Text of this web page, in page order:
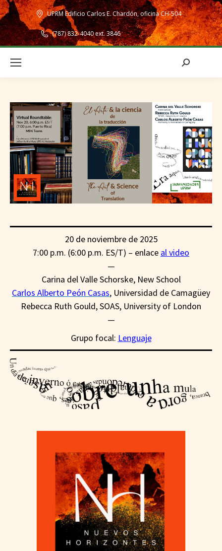
UPRM Edificio Carlos E. Chardón, oficina CH-504
(787) 832-4040 ext. 3846
Search:
20 de noviembre de 2025
7:00 p.m. (6:00 p.m. ES/T) – enlace al video
—
Carina del Valle Schorske, New School
Carlos Alberto Peón Casas, Universidad de Camagüey
Rebecca Ruth Gould, SOAS, University of London
—
Grupo focal: Lenguaje